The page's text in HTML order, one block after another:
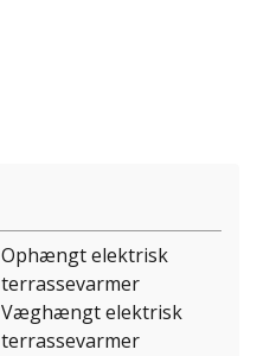
Ophængt elektrisk
terrassevarmer
Væghængt elektrisk
terrassevarmer